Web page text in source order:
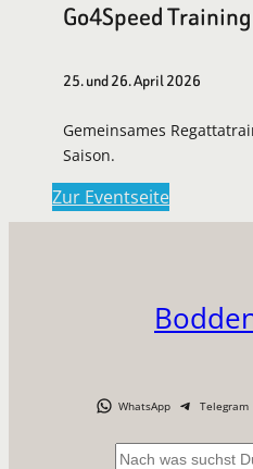
Go4Speed Training
25. und 26. April 2026
Gemeinsames
Saison.
Zur Eventseite
WhatsApp Telegram